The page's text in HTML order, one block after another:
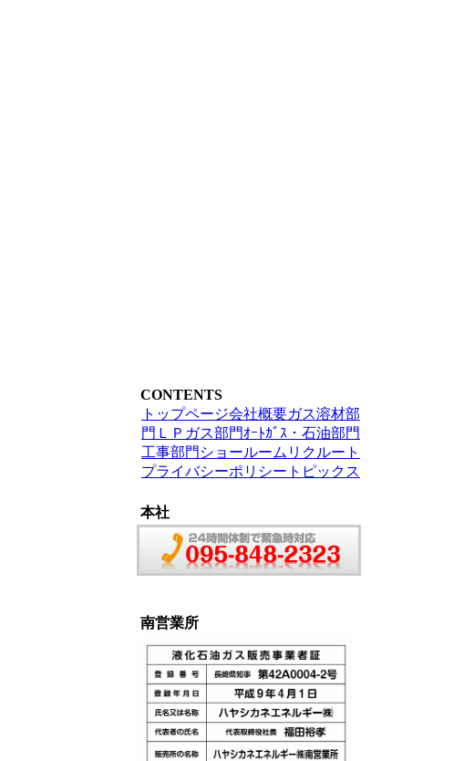
CONTENTS
トップページ会社概要ガス溶材部
門 ＬＰガス部門ｵｰﾄｶﾞｽ・石油部門
工事部門 ショールーム リクルート
プライバシーポリシー トピックス
本社
南営業所